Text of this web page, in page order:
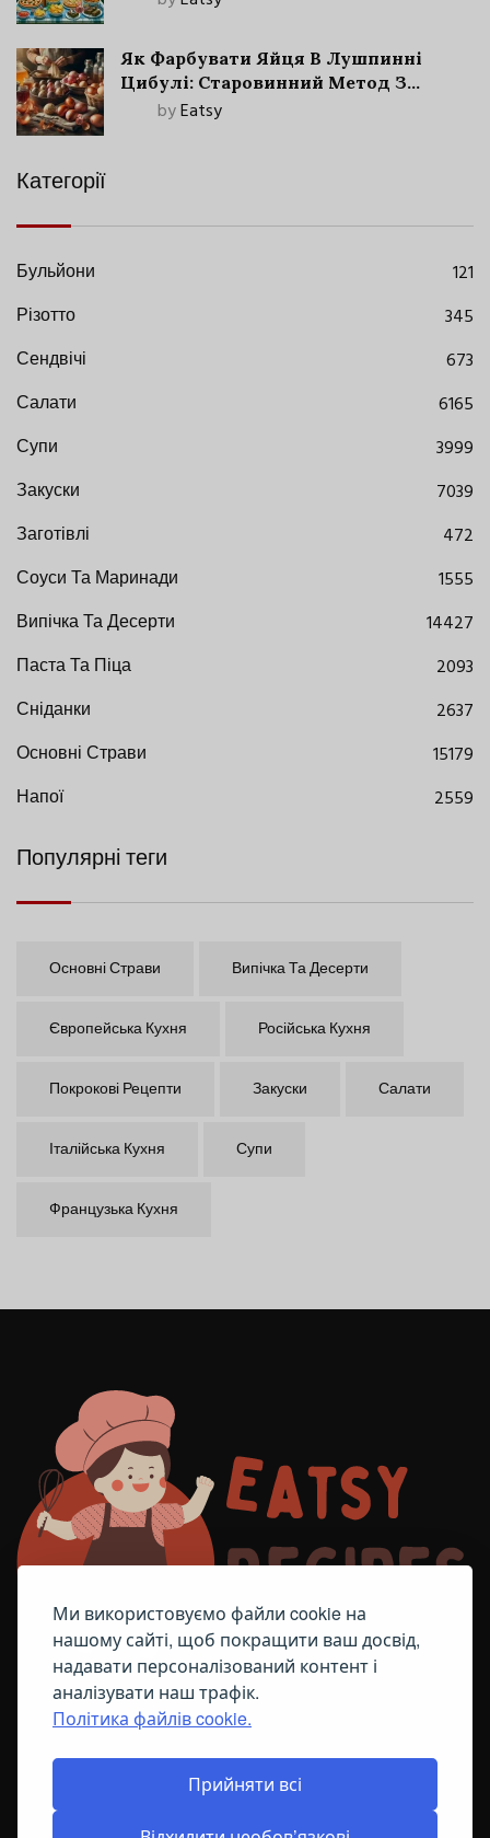
Ми використовуємо файли cookie на
нашому сайті, щоб покращити ваш досвід,
надавати персоналізований контент і
аналізувати наш трафік.
Політика файлів cookie.
Прийняти всі
Як Фарбувати Яйця В Лушпинні
Цибулі: Старовинний Метод З
Сучасними Нюансами
byEatsy
Категорії
Бульйони
121
Різотто
345
Сендвічі
673
Салати
6165
Супи
3999
Закуски
7039
Заготівлі
472
Соуси Та Маринади
1555
Випічка Та Десерти
14427
Паста Та Піца
2093
Сніданки
2637
Основні Страви
15179
Напої
2559
Популярні теги
Основні Страви Випічка Та Десерти
Європейська Кухня Російська Кухня
Покрокові Рецепти Закуски Салати
Італійська Кухня Супи
Французька Кухня
ПОЛІТИКА ЩОДО ФАЙЛІВ COOKIE